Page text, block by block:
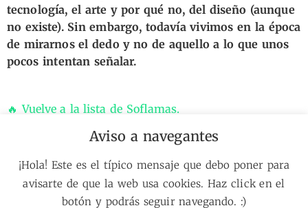
tecnología, el arte y por qué no, del diseño (aunque
no existe). Sin embargo, todavía vivimos en la época
de mirarnos el dedo y no de aquello a lo que unos
pocos intentan señalar.
🔥 Vuelve a la lista de Soflamas.
✉️ Recibe soflamas como esta en tu correo.
El Diseño NO Existe// 🔧Manual de htas.
que hago
Aviso a navegantes
¡Hola! Este es el típico mensaje que debo poner para
avisarte de que la web usa cookies. Haz click en el
botón y podrás seguir navegando. :)